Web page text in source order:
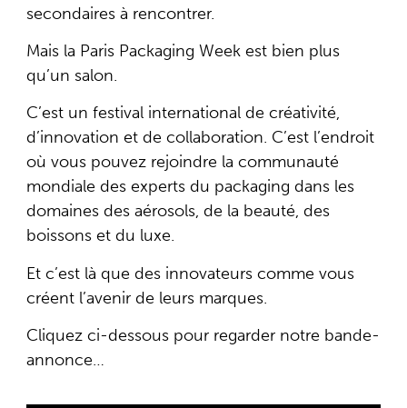
secondaires à rencontrer.
Mais la Paris Packaging Week est bien plus
qu’un salon.
C’est un festival international de créativité,
d’innovation et de collaboration. C’est l’endroit
où vous pouvez rejoindre la communauté
mondiale des experts du packaging dans les
domaines des aérosols, de la beauté, des
boissons et du luxe.
Et c’est là que des innovateurs comme vous
créent l’avenir de leurs marques.
Cliquez ci-dessous pour regarder notre bande-
annonce…